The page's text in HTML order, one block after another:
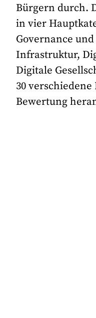
Bürgern durch.
in vier
Governance
Infrastruktur,
Digitale
30
Bewertung